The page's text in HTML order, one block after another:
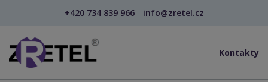
+420 734 839 966 info@zretel.cz
Kontakty